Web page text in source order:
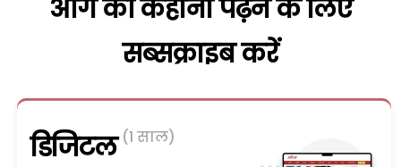
आगे की कहानी पढ़ने के लिए
सब्सक्राइब करें
डिजिटल (1 साल)